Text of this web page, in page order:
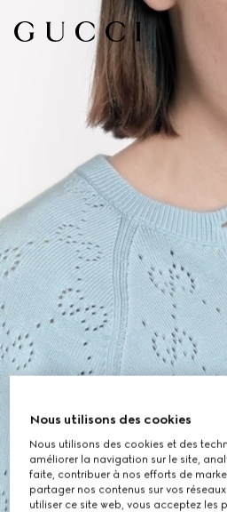
7
Nous utilisons des cookies
Nous utilisons des cookies et des
améliorer la navigation sur le site,
faite, contribuer à nos efforts de
partager nos contenus sur vos
utiliser ce site web, vous acceptez les